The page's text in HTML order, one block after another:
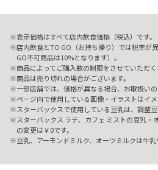
表示価格はすべて店内飲食価格（税込）です。
店内飲食とTO GO（お持ち帰り）では税率が
GO不可商品は10%となります）。
商品によってご購入数の制限をさせていただく
商品は売り切れの場合がございます。
一部店舗では、価格が異なる場合、お取扱いの
ページ内で使用している画像・イラストはイメ
スターバックスで使用している豆乳は、調整豆
スターバックス ラテ、カフェ ミストの豆乳・
の変更は￥0です。
豆乳、アーモンドミルク、オーツミルクは牛乳